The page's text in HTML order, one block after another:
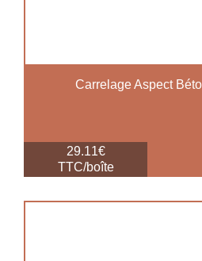
Carrelage Aspect
29.11€
TTC/boîte